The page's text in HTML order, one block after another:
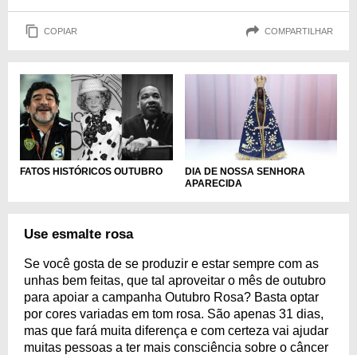
COPIAR COMPARTILHAR
FATOS HISTÓRICOS OUTUBRO
DIA DE NOSSA SENHORA
APARECIDA
Use esmalte rosa
Se você gosta de se produzir e estar sempre com as
unhas bem feitas, que tal aproveitar o mês de outubro
para apoiar a campanha Outubro Rosa? Basta optar
por cores variadas em tom rosa. São apenas 31 dias,
mas que fará muita diferença e com certeza vai ajudar
muitas pessoas a ter mais consciência sobre o câncer